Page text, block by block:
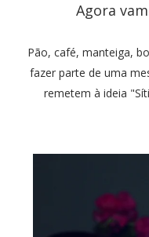
Agora
Pão, café, manteiga,
fazer parte de uma
remetem à ideia